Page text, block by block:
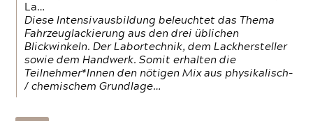
La…
Diese Intensivausbildung beleuchtet das Thema
Fahrzeuglackierung aus den drei üblichen
Blickwinkeln. Der Labortechnik, dem Lackhersteller
sowie dem Handwerk. Somit erhalten die
Teilnehmer*Innen den nötigen Mix aus physikalisch-
/ chemischem Grundlage…